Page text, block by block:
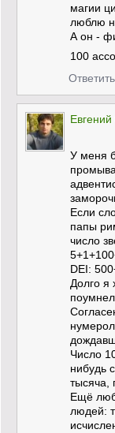
магии
люблю
А он -
100
У меня
Если
папы
число
DEI:
Долго я
поумнел
Число
нибудь
тысяча,
Ещё
людей: